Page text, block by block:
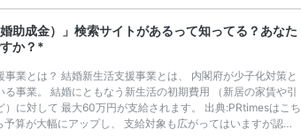
して オリジナルアイテムを作ってみてくださいね◎ ＼花
式場探しで特典が貰えるサイトランキング♡ 【7月はとっても
しで特典が貰えるサイトランキング♡♥各社のキャンペーン
きを読む
助成金）」検索サイトがあるって知ってる？あなた
か？*
事業とは？ 結婚新生活支援事業とは、 内閣府が少子化対策と
る事業。 結婚にともなう新生活の初期費用 （新居の家賃や引
）に対して 最大60万円が支給されます。 出典:PRtimesはこち
予算が大幅にアップし、 支給対象も広がってはいますが認知